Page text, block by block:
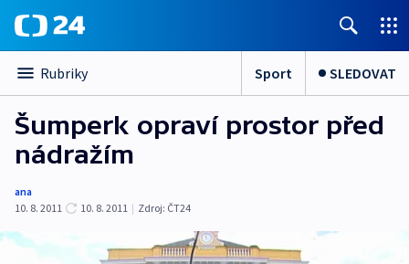
Rubriky Sport SLEDOVAT
Šumperk opraví prostor před
nádražím
ana
10. 8. 2011
10. 8. 2011 | Zdroj: ČT24